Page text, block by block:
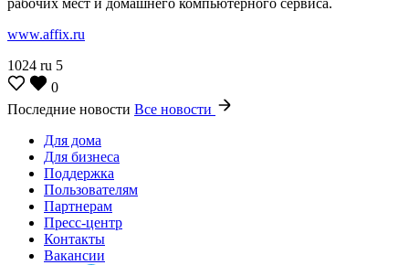
рабочих мест и домашнего компьютерного сервиса.
www.affix.ru
1024 ru 5
0
Последние новости Все новости
Для дома
Для бизнеса
Поддержка
Пользователям
Партнерам
Пресс-центр
Контакты
Вакансии